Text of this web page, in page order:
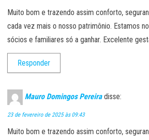
Muito bom e trazendo assim conforto,
cada vez mais o nosso patrimônio. Estamos
sócios e familiares só a ganhar. Excelente
Responder
Mauro Domingos Pereira disse:
23 de fevereiro de 2025 às 09:43
Muito bom e trazendo assim conforto,